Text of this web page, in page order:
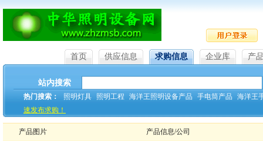
首页 供应信息 求购信息 企业库 产
站内搜索
热门搜索： 照明灯具 照明工程 海洋王照明设备产品 手电筒产品
海洋王
速发布求购！
产品图片
产品信息/公司